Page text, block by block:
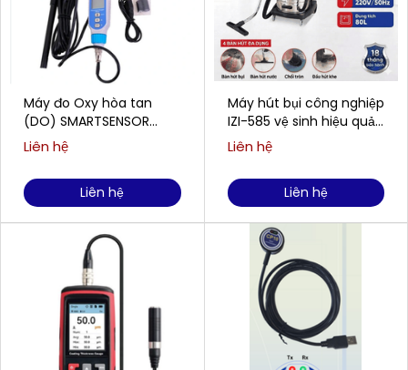
Máy đo Oxy hòa tan
(DO) SMARTSENSOR
AR8210 (0,00 ~ 20,00
Liên hệ
Liên hệ
Máy hút bụi công nghiệp
IZI-585 vệ sinh hiệu quả
cho doanh nghiệp
Liên hệ
Liên hệ